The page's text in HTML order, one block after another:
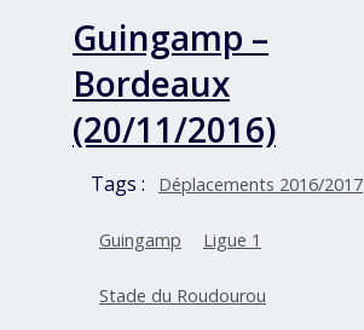
Guingamp –
Bordeaux
(20/11/2016)
Tags : Déplacements 2016/2017
Guingamp Ligue 1
Stade du Roudourou